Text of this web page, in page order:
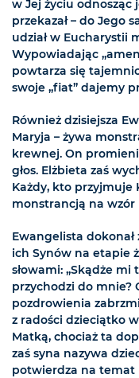
w Jej życiu odnosząc
przekazał – do Jego
udział w Eucharystii
Wypowiadając
powtarza się
swoje „fiat” dajemy
Również dzisiejsza
Maryja – żywa
krewnej. On
głos. Elżbieta zaś
Każdy, kto przyjmuje
monstrancją na wzór
Ewangelista
ich Synów na etapie
słowami: „Skądże
przychodzi do mnie?
pozdrowienia
z radości dzieciątko
Matką, chociaż ta
zaś syna nazywa
potwierdza na temat